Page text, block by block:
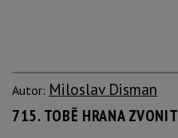
Autor: Miloslav Disman
715. TOBĚ HRANA